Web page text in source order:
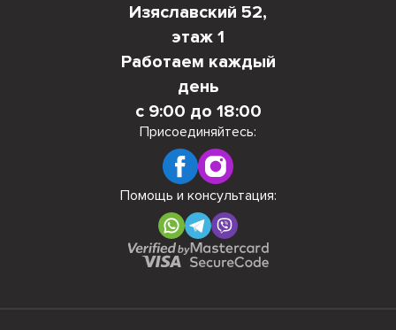
Изяславский 52,
этаж 1
Работаем каждый
день
с 9:00 до 18:00
Присоединяйтесь:
Помощь и консультация: